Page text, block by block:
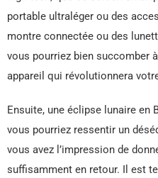
portable ultraléger ou des
montre connectée ou des
vous pourriez bien succomber à
appareil qui révolutionnera
Ensuite, une éclipse lunaire en
vous pourriez ressentir un
vous avez l’impression de
suffisamment en retour. Il est